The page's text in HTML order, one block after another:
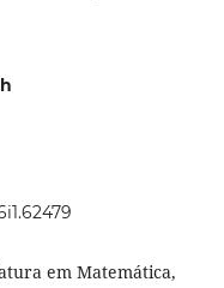
em Matemática,